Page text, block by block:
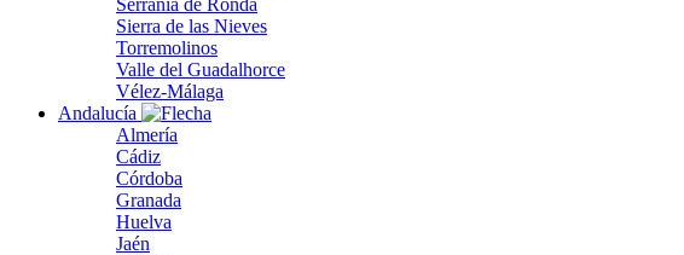
Serranía de Ronda
Sierra de las Nieves
Torremolinos
Valle del Guadalhorce
Vélez-Málaga
Andalucía
Almería
Cádiz
Córdoba
Granada
Huelva
Jaén